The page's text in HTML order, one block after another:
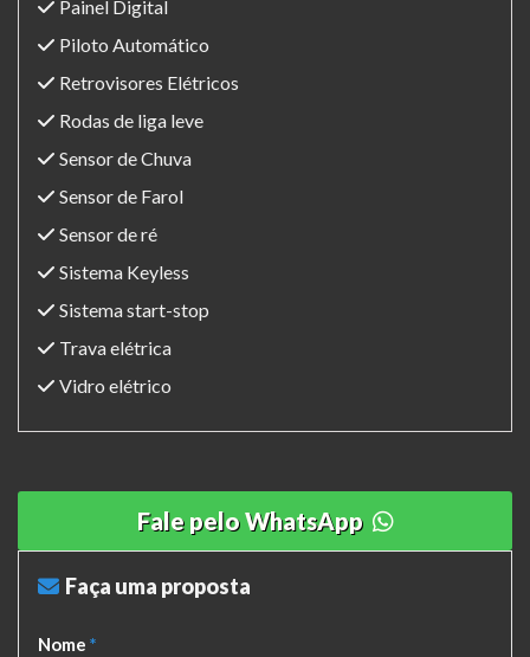
Painel Digital
Piloto Automático
Retrovisores Elétricos
Rodas de liga leve
Sensor de Chuva
Sensor de Farol
Sensor de ré
Sistema Keyless
Sistema start-stop
Trava elétrica
Vidro elétrico
Fale pelo WhatsApp
Faça uma proposta
Nome *